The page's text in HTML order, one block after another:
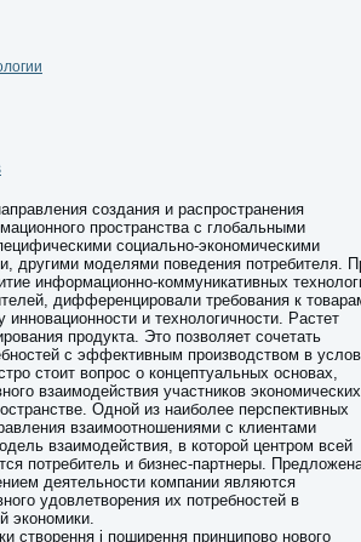
создания и распространения
пространства с глобальными
социально-экономическими
другими моделями поведения потребителя.
информационно-коммуникативных
дифференцировали требования к
и технологичности. Растет
продукта. Это позволяет сочетать
с эффективным производством в
стоит вопрос о концептуальных основах,
взаимодействия участников экономических
Одной из наиболее перспективных
взаимоотношениями с клиентами
взаимодействия, в которой центром всей
потребитель и бизнес-партнеры.
деятельности компании являются
удовлетворения их потребностей в
экономики.
створення і поширення принципово нового